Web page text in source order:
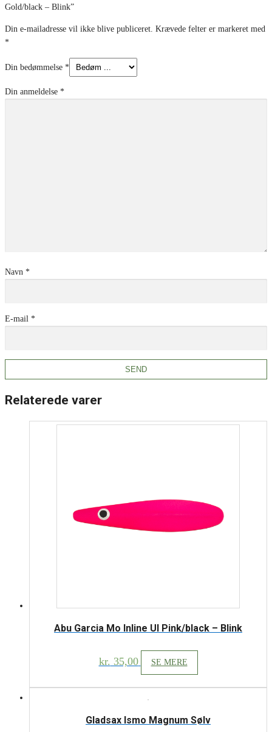
Gold/black – Blink”
Din e-mailadresse vil ikke blive publiceret. Krævede felter er markeret med
*
Din bedømmelse *
Din anmeldelse *
Navn *
E-mail *
Relaterede varer
Abu Garcia Mo Inline Ul Pink/black – Blink
kr. 35,00 SE MERE
Gladsax Ismo Magnum Sølv